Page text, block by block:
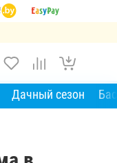
Дачный сезон